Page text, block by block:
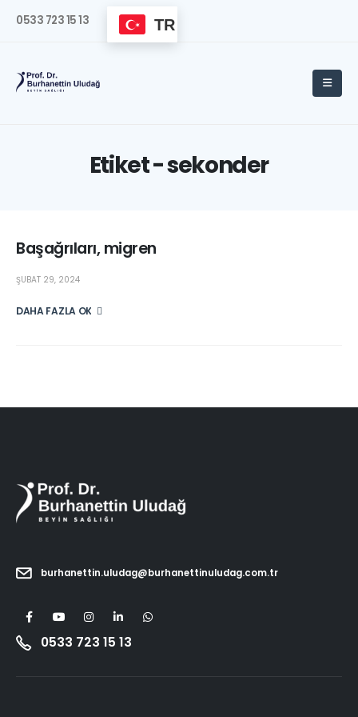
0533 723 15 13 TR
Etiket - sekonder
Başağrıları, migren
ŞUBAT 29, 2024
DAHA FAZLA OKU
burhanettin.uludag@burhanettinuludag.com.tr
0533 723 15 13